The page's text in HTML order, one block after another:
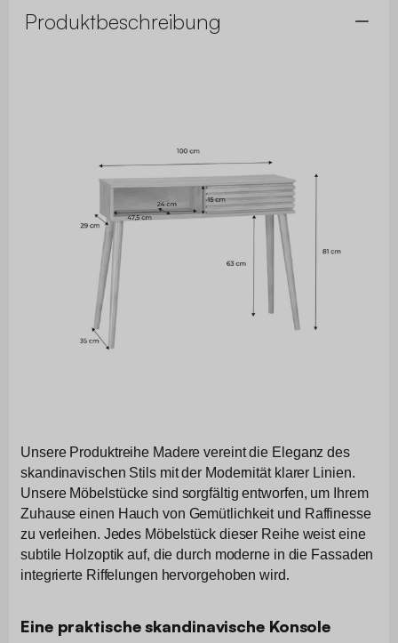
Produktbeschreibung
Unsere Produktreihe Madere vereint die Eleganz des
skandinavischen Stils mit der Modernität klarer Linien.
Unsere Möbelstücke sind sorgfältig entworfen, um Ihrem
Zuhause einen Hauch von Gemütlichkeit und Raffinesse
zu verleihen. Jedes Möbelstück dieser Reihe weist eine
subtile Holzoptik auf, die durch moderne in die Fassaden
integrierte Riffelungen hervorgehoben wird.
Eine praktische skandinavische Konsole